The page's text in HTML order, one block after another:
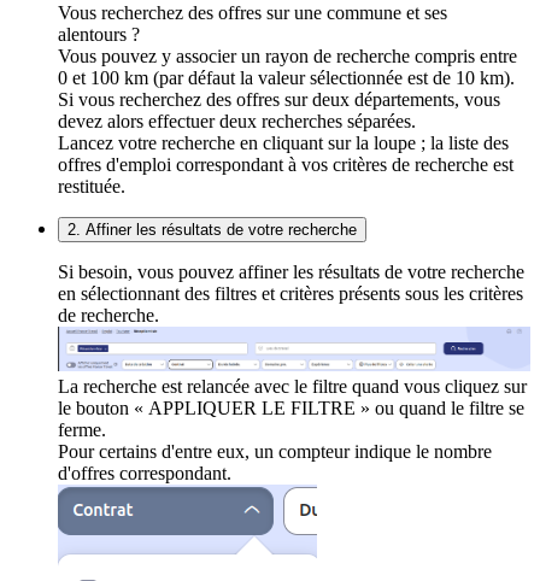
Vous recherchez des offres sur une commune et ses
alentours ?
Vous pouvez y associer un rayon de recherche compris entre
0 et 100 km (par défaut la valeur sélectionnée est de 10 km).
Si vous recherchez des offres sur deux départements, vous
devez alors effectuer deux recherches séparées.
Lancez votre recherche en cliquant sur la loupe ; la liste des
offres d'emploi correspondant à vos critères de recherche est
restituée.
2. Affiner les résultats de votre recherche
Si besoin, vous pouvez affiner les résultats de votre recherche
en sélectionnant des filtres et critères présents sous les critères
de recherche.
La recherche est relancée avec le filtre quand vous cliquez sur
le bouton « APPLIQUER LE FILTRE » ou quand le filtre se
ferme.
Pour certains d'entre eux, un compteur indique le nombre
d'offres correspondant.